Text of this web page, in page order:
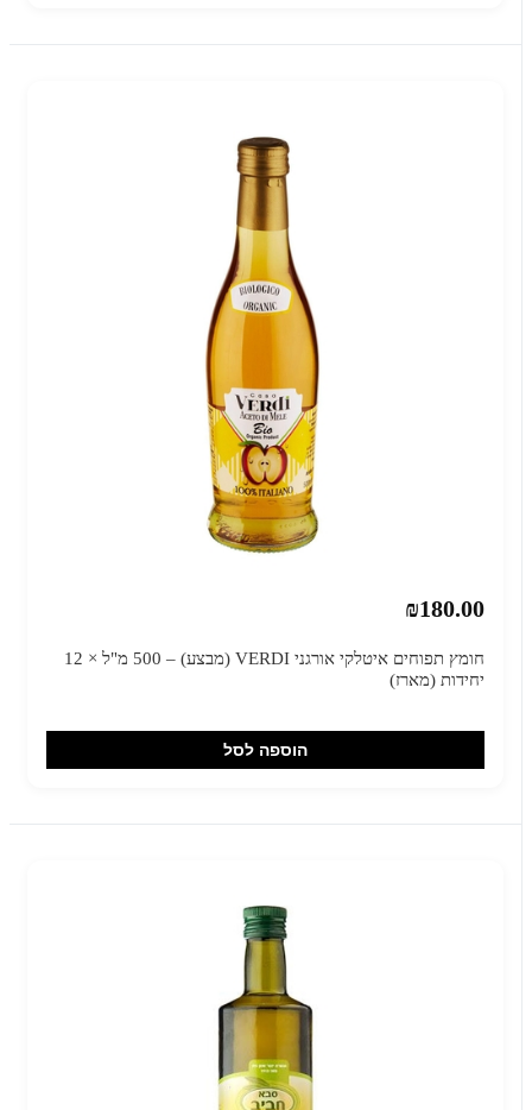
₪180.00
חומץ תפוחים איטלקי אורגני VERDI (מבצע) – 500 מ"ל × 12
יחידות (מארז)
הוספה לסל